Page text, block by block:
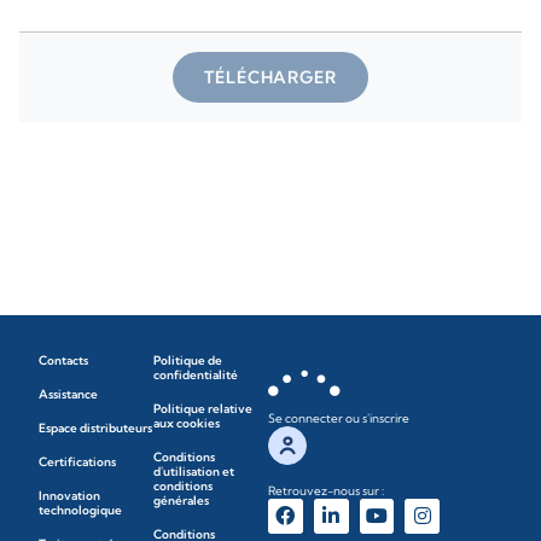
TÉLÉCHARGER
Contacts
Assistance
Espace distributeurs
Certifications
Innovation
technologique
Politique de
confidentialité
Politique relative
aux cookies
Conditions
d'utilisation et
conditions
générales
Conditions
Se connecter ou s'inscrire
Retrouvez-nous sur :